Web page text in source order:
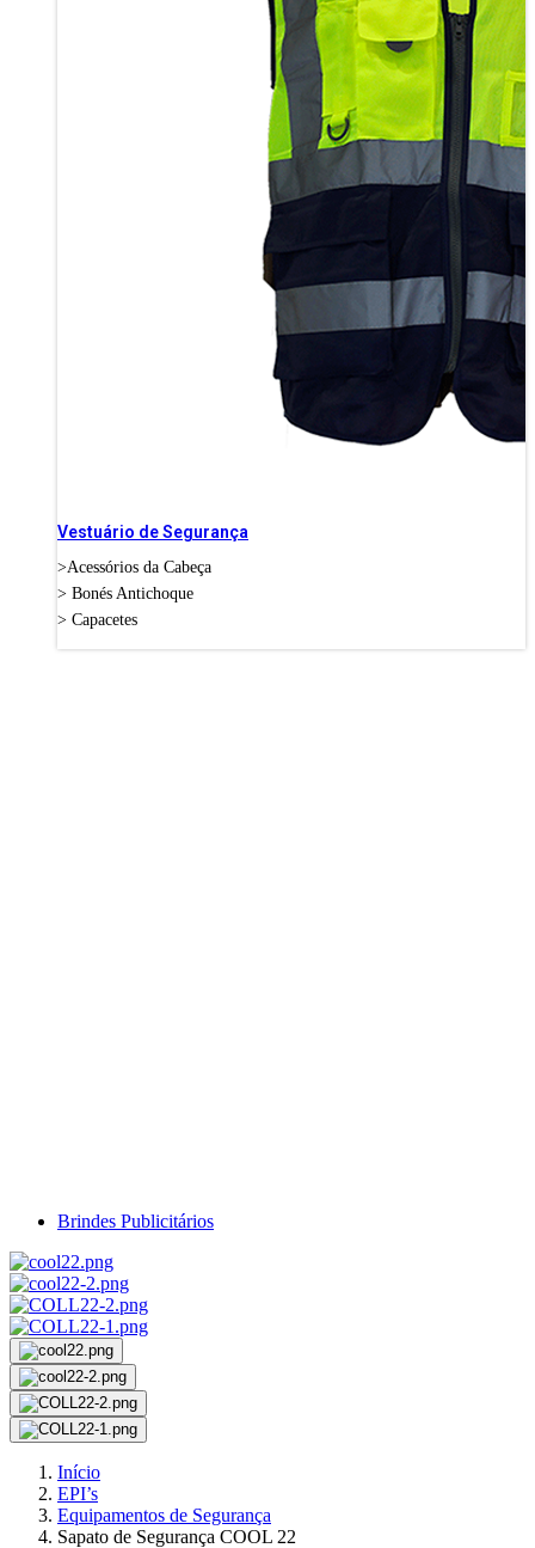
Vestuário de Segurança
>Acessórios da Cabeça
> Bonés Antichoque
> Capacetes
Brindes Publicitários
Início
EPI’s
Equipamentos de Segurança
Sapato de Segurança COOL 22